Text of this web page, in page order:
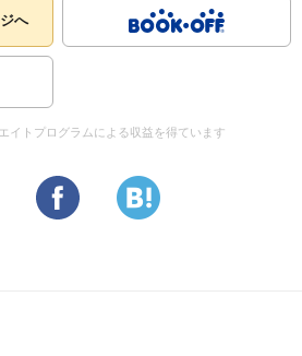
へ
イトプログラムによる収益を得ています